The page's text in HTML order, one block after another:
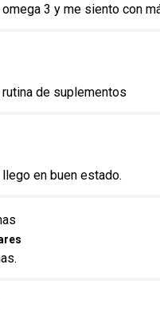
estrellas
3 y me siento con
de suplementos
en buen estado.